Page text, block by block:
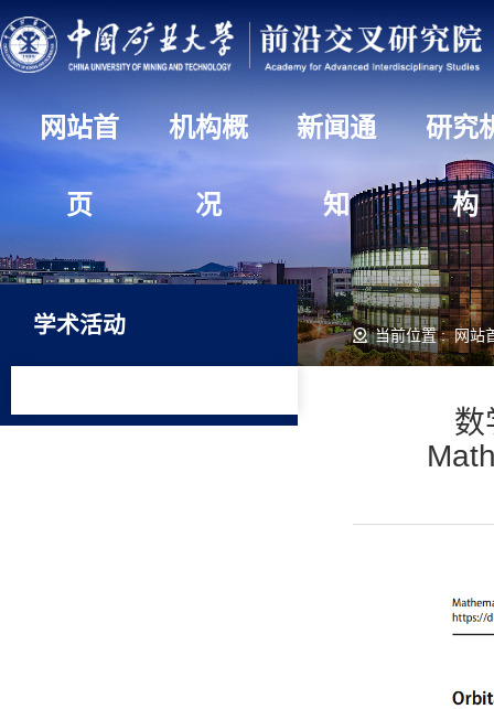
网站首
页
机构概
况
新闻通
知
研究
构
当前位置 :网站
学术活动
数